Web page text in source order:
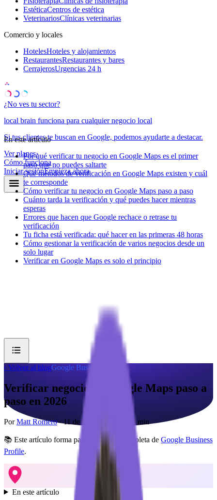
EstéticaCentros de estética
VeterinariosClínicas veterinarias
Comercio y locales
HotelesHoteles y alojamientos
RestaurantesRestaurantes y bares
CerrajerosUrgencias 24 h
¿No ves tu sector?
local brain funciona para cualquier negocio local
Si tus clientes te buscan en Google, podemos ayudarte a destacar.
Ver planes›
Cómo funciona
Iniciar sesiónEmpieza ahora
En este artículo
Por qué verificar tu negocio en Google Maps es el primer
paso que no puedes saltarte
Qué métodos de verificación en Google Maps existen y cuál
te corresponde
Cómo verificar tu negocio en Google Maps paso a paso
Cuánto tarda la verificación y qué puedes hacer mientras
esperas
Errores que hacen que Google rechace o retrase tu
verificación
Tu ficha está verificada: qué hacer en las primeras 48 horas
Cómo gestionar la verificación de varios negocios desde un
solo lugar
Verificar en Google Maps es solo el principio
‹ Volver al blogGoogle Business Profile
Verificar negocio en Google Maps paso a
paso en 2026
Por Matt Romero ·11 de mayo de 2026 6 min
📚 Este artículo forma parte de la guía completa de Google Business
Profile.
En este artículo